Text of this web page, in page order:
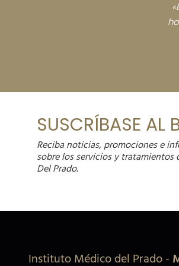
SUSCRÍBASE AL
Reciba noticias, promociones e
sobre los servicios y
Del Prado.
Instituto Médico del Prado-